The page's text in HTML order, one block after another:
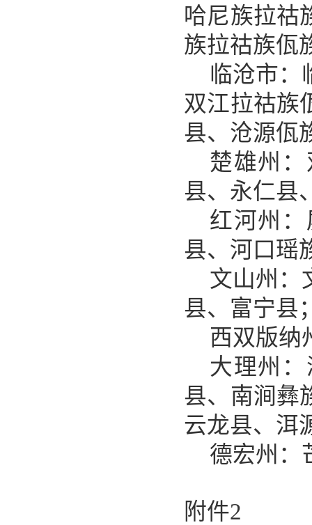
哈尼族拉祜
族拉祜族佤
临沧市：
双江拉祜族
县、沧源佤
楚雄州
县、永仁县
红河州
县、河口瑶
文山州：
县、富宁县
西双版纳
大理州
县、南涧彝
云龙县、洱
德宏州：
附件2